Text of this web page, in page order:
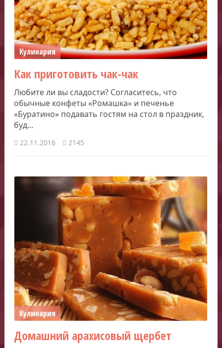
Кулинария
Как приготовить чак-чак
Любите ли вы сладости? Согласитесь, что
обычные конфеты «Ромашка» и печенье
«Буратино» подавать гостям на стол в праздник,
буд...
22.11.2016 2145
Кулинария
Домашний арахисовый щербет